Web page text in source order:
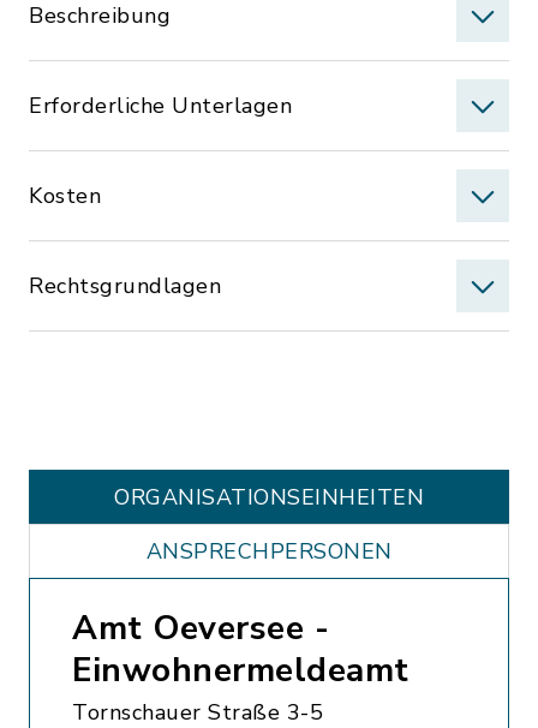
Beschreibung
Erforderliche Unterlagen
Kosten
Rechtsgrundlagen
ORGANISATIONS­EINHEITEN
ANSPRECHPERSONEN
Amt Oeversee -
Einwohnermeldeamt
Tornschauer Straße 3-5